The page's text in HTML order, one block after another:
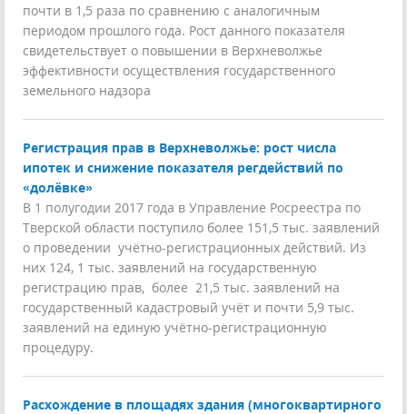
почти в 1,5 раза по сравнению с аналогичным
периодом прошлого года. Рост данного показателя
свидетельствует о повышении в Верхневолжье
эффективности осуществления государственного
земельного надзора
Регистрация прав в Верхневолжье: рост числа
ипотек и снижение показателя регдействий по
«долёвке»
В 1 полугодии 2017 года в Управление Росреестра по
Тверской области поступило более 151,5 тыс. заявлений
о проведении учётно-регистрационных действий. Из
них 124, 1 тыс. заявлений на государственную
регистрацию прав, более 21,5 тыс. заявлений на
государственный кадастровый учёт и почти 5,9 тыс.
заявлений на единую учётно-регистрационную
процедуру.
Расхождение в площадях здания (многоквартирного